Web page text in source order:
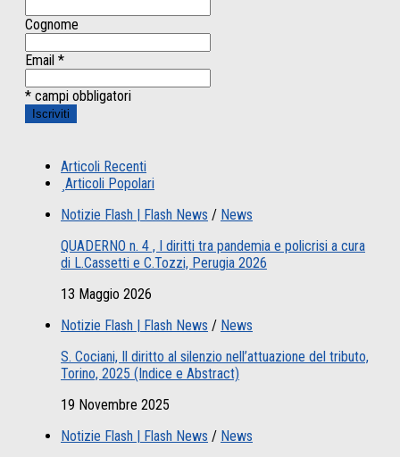
Cognome
Email *
* campi obbligatori
Articoli Recenti
Articoli Popolari
Notizie Flash | Flash News / News
QUADERNO n. 4 , I diritti tra pandemia e policrisi a cura
di L.Cassetti e C.Tozzi, Perugia 2026
13 Maggio 2026
Notizie Flash | Flash News / News
S. Cociani, Il diritto al silenzio nell’attuazione del tributo,
Torino, 2025 (Indice e Abstract)
19 Novembre 2025
Notizie Flash | Flash News / News